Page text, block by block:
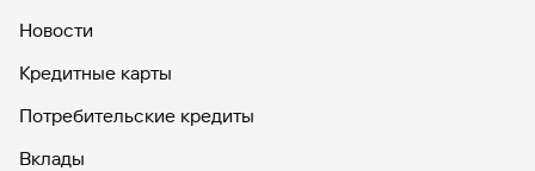
Новости
Кредитные карты
Потребительские кредиты
Вклады